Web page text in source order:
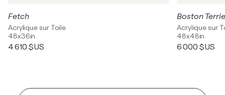
Fetch
Acrylique sur Toile
48x36in
4 610 $US
Boston
Acrylique sur
48x48in
6 000 $US